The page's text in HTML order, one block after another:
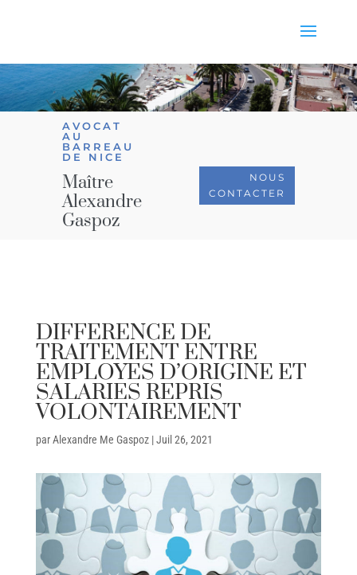
AVOCAT
AU
BARREAU
DE NICE
Maître
Alexandre
Gaspoz
NOUS
CONTACTER
DIFFERENCE DE
TRAITEMENT ENTRE
EMPLOYES D’ORIGINE ET
SALARIES REPRIS
VOLONTAIREMENT
parAlexandre Me Gaspoz|Juil 26, 2021